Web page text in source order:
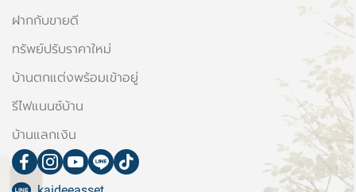
ฝากกับขายดี
ทรัพย์ปรับราคาใหม่
บ้านตกแต่งพร้อมเข้าอยู่
รีไฟแนนซ์บ้าน
บ้านแลกเงิน